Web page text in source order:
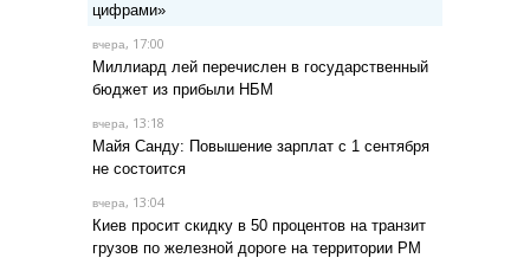
цифрами»
вчера, 17:00
Миллиард лей перечислен в государственный
бюджет из прибыли НБМ
вчера, 13:18
Майя Санду: Повышение зарплат с 1 сентября
не состоится
вчера, 13:04
Киев просит скидку в 50 процентов на транзит
грузов по железной дороге на территории РМ